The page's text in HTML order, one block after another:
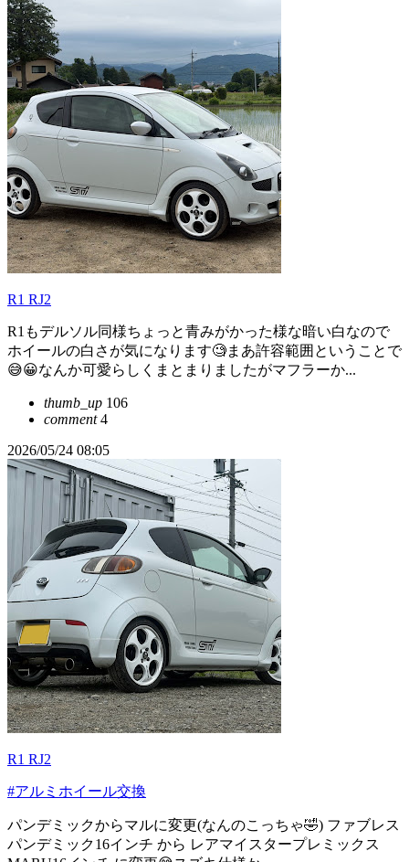
R1 RJ2
R1もデルソル同様ちょっと青みがかった様な暗い白なので
ホイールの白さが気になります🧐まあ許容範囲ということで
😅😀なんか可愛らしくまとまりましたがマフラーか...
thumb_up 106
comment4
2026/05/24 08:05
R1 RJ2
#アルミホイール交換
パンデミックからマルに変更(なんのこっちゃ🤣) ファブレス
パンデミック16インチ から レアマイスタープレミックス